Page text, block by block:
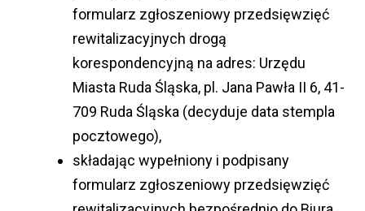
formularz zgłoszeniowy przedsięwzięć
rewitalizacyjnych drogą
korespondencyjną na adres: Urzędu
Miasta Ruda Śląska, pl. Jana Pawła II 6, 41-
709 Ruda Śląska (decyduje data stempla
pocztowego),
składając wypełniony i podpisany
formularz zgłoszeniowy przedsięwzięć